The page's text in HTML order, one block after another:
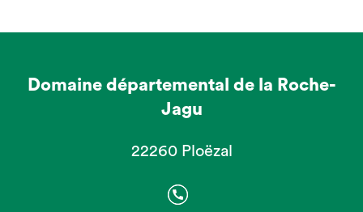
Domaine départemental de la Roche-
Jagu
22260 Ploëzal